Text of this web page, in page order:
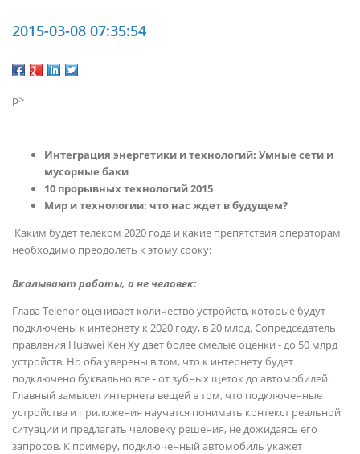
2015-03-08 07:35:54
p>
Интеграция энергетики и технологий: Умные сети и
мусорные баки
10 прорывных технологий 2015
Мир и технологии: что нас ждет в будущем?
Каким будет телеком 2020 года и какие препятствия операторам
необходимо преодолеть к этому сроку:
Вкалывают роботы, а не человек:
Глава Telenor оценивает количество устройств, которые будут
подключены к интернету к 2020 году, в 20 млрд. Сопредседатель
правления Huawei Кен Ху дает более смелые оценки - до 50 млрд
устройств. Но оба уверены в том, что к интернету будет
подключено буквально все - от зубных щеток до автомобилей.
Главный замысел интернета вещей в том, что подключенные
устройства и приложения научатся понимать контекст реальной
ситуации и предлагать человеку решения, не дожидаясь его
запросов. К примеру, подключенный автомобиль укажет